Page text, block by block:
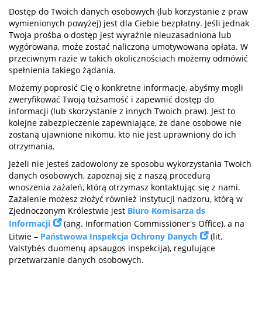
Dostęp do Twoich danych osobowych (lub korzystanie z praw
wymienionych powyżej) jest dla Ciebie bezpłatny. Jeśli jednak
Twoja prośba o dostęp jest wyraźnie nieuzasadniona lub
wygórowana, może zostać naliczona umotywowana opłata. W
przeciwnym razie w takich okolicznościach możemy odmówić
spełnienia takiego żądania.
Możemy poprosić Cię o konkretne informacje, abyśmy mogli
zweryfikować Twoją tożsamość i zapewnić dostęp do
informacji (lub skorzystanie z innych Twoich praw). Jest to
kolejne zabezpieczenie zapewniające, że dane osobowe nie
zostaną ujawnione nikomu, kto nie jest uprawniony do ich
otrzymania.
Jeżeli nie jesteś zadowolony ze sposobu wykorzystania Twoich
danych osobowych, zapoznaj się z naszą procedurą
wnoszenia zażaleń, którą otrzymasz kontaktując się z nami.
Zażalenie możesz złożyć również instytucji nadzoru, którą w
Zjednoczonym Królestwie jest Biuro Komisarza ds
Informacji
(ang. Information Commissioner's Office), a na
Litwie – Państwowa Inspekcja Ochrony Danych
(lit.
Valstybės duomenų apsaugos inspekcija), regulujące
przetwarzanie danych osobowych.